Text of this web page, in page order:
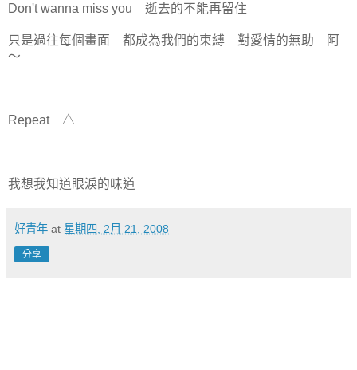
Don't wanna miss you 逝去的不能再留住
只是過往每個畫面 都成為我們的束縛 對愛情的無助 阿
～
Repeat △
我想我知道眼淚的味道
好青年 at 星期四, 2月 21, 2008
分享